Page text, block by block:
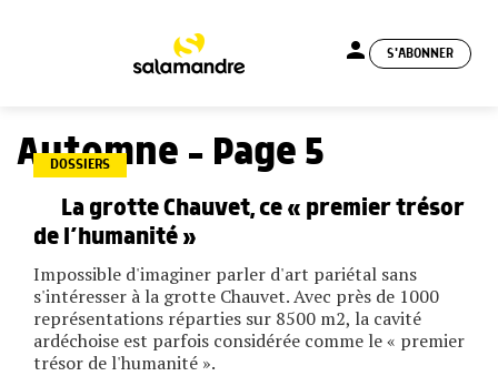
person S'ABONNER
Automne - Page 5
DOSSIERS
La grotte Chauvet, ce « premier trésor
de l’humanité »
Impossible d'imaginer parler d'art pariétal sans
s'intéresser à la grotte Chauvet. Avec près de 1000
représentations réparties sur 8500 m2, la cavité
ardéchoise est parfois considérée comme le « premier
trésor de l'humanité ».